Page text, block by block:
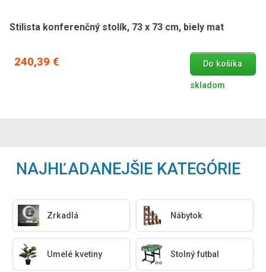
Stilista konferenčný stolík, 73 x 73 cm, biely mat
240,39 € Do košíka
skladom
NAJHĽADANEJŠIE KATEGÓRIE
Zrkadlá Nábytok
Umelé kvetiny Stolný futbal